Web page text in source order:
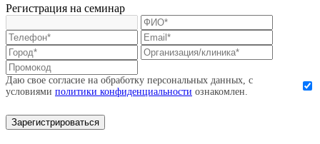
Регистрация на семинар
Даю свое согласие на обработку персональных данных, с
условиями политики конфиденциальности ознакомлен.
Зарегистрироваться